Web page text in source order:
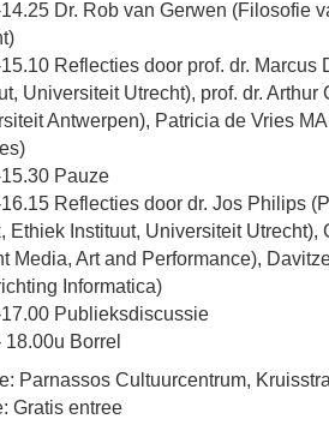
Dr. Rob van Gerwen (Filosofie
Reflecties door prof. dr. Marcus
Universiteit Utrecht), prof. dr.
Antwerpen), Patricia de Vries
Pauze
Reflecties door dr. Jos Philips
Ethiek Instituut, Universiteit Utrecht),
Media, Art and Performance),
Informatica)
Publieksdiscussie
18.00u Borrel
Parnassos Cultuurcentrum,
Gratis entree